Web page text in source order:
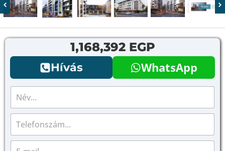
1,168,392 EGP
Hívás WhatsApp
N
v
T
l
E